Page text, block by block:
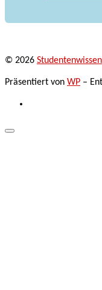
© 2026 Studentenwissen
Präsentiert von WP –